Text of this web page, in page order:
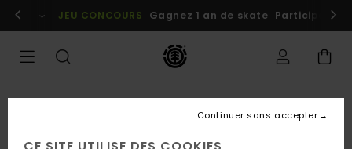
l'information
Se connecter / s'inscrire
JEU CONCOURS Gagnez 1 an de skate Participez
Continuer sans accepter